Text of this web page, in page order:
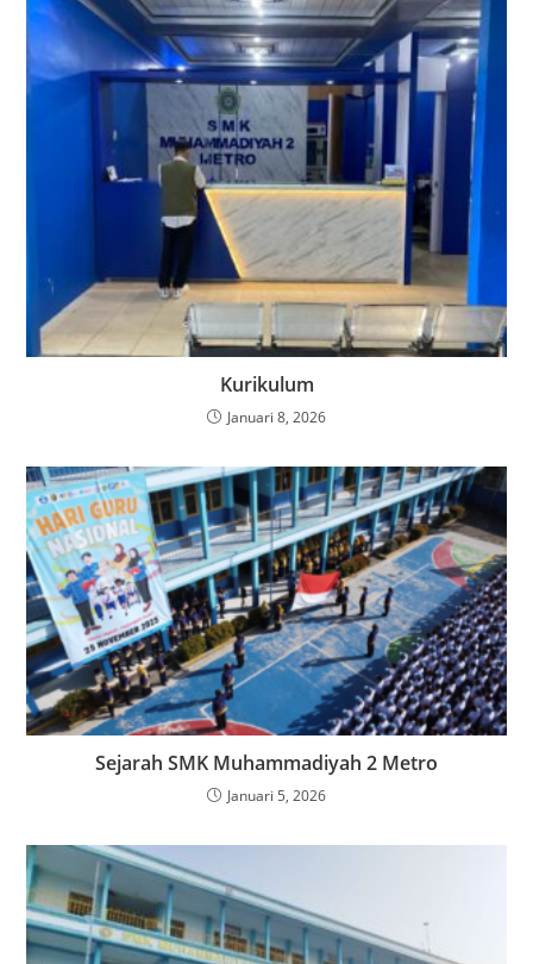
Kurikulum
Januari 8, 2026
Sejarah SMK Muhammadiyah 2 Metro
Januari 5, 2026